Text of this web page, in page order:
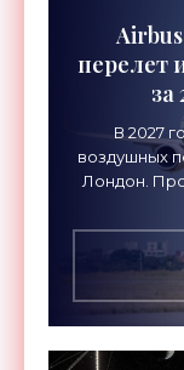
перелет
за
В 2027
воздушных
Лондон.